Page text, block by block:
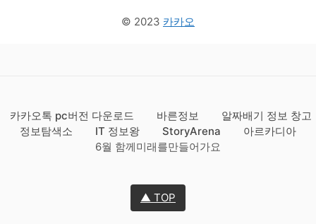
© 2023 카카오
카카오톡 pc버전 다운로드 바른정보
알짜배기 정보 창고
정보탐색소
IT 정보왕 StoryArena
아르카디아
6월 함께미래를만들어가요
▲ TOP